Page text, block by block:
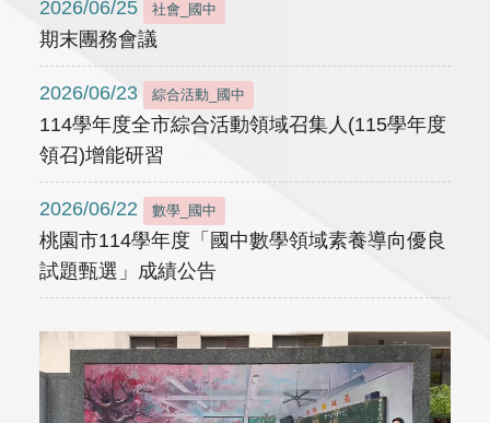
2026/06/25 社會_國中
期末團務會議
2026/06/23 綜合活動_國中
114學年度全市綜合活動領域召集人(115學年度
領召)增能研習
2026/06/22 數學_國中
桃園市114學年度「國中數學領域素養導向優良
試題甄選」成績公告